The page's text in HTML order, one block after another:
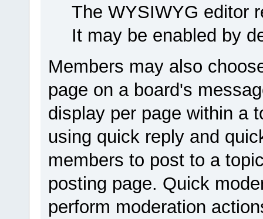
The WYSIWYG editor
It may be enabled by
Members may also
page on a board's
display per page within a
using quick reply and
members to post to a
posting page. Quick
perform moderation